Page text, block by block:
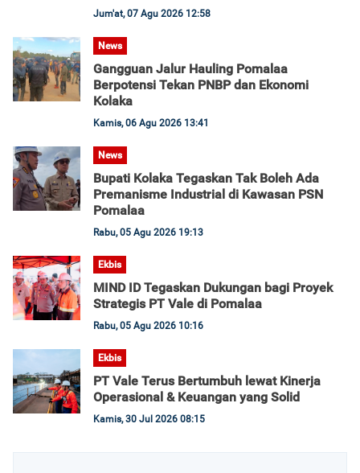
Jum'at, 07 Agu 2026 12:58
News
Gangguan Jalur Hauling Pomalaa
Berpotensi Tekan PNBP dan Ekonomi
Kolaka
Kamis, 06 Agu 2026 13:41
News
Bupati Kolaka Tegaskan Tak Boleh Ada
Premanisme Industrial di Kawasan PSN
Pomalaa
Rabu, 05 Agu 2026 19:13
Ekbis
MIND ID Tegaskan Dukungan bagi Proyek
Strategis PT Vale di Pomalaa
Rabu, 05 Agu 2026 10:16
Ekbis
PT Vale Terus Bertumbuh lewat Kinerja
Operasional & Keuangan yang Solid
Kamis, 30 Jul 2026 08:15